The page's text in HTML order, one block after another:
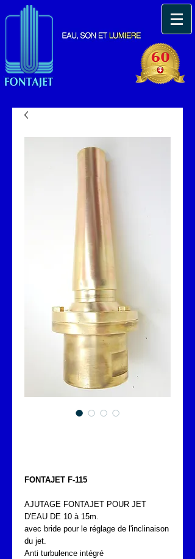
FONTAJET F-115
AJUTAGE FONTAJET POUR JET
D'EAU DE 10 à 15m.
avec bride pour le réglage de l'inclinaison
du jet.
Anti turbulence intégré